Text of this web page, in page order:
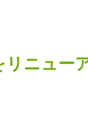
ニュー